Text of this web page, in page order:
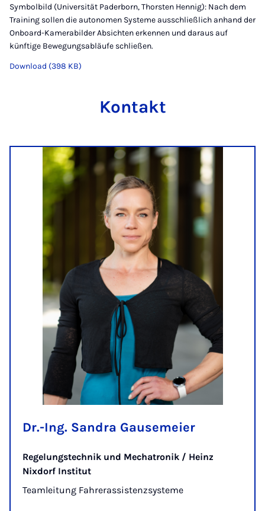
Symbolbild (Universität Paderborn, Thorsten Hennig): Nach dem
Training sollen die autonomen Systeme ausschließlich anhand der
Onboard-Kamerabilder Absichten erkennen und daraus auf
künftige Bewegungsabläufe schließen.
Download (398 KB)
Kontakt
Dr.-Ing. Sandra Gausemeier
Regelungstechnik und Mechatronik / Heinz
Nixdorf Institut
Teamleitung Fahrerassistenzsysteme